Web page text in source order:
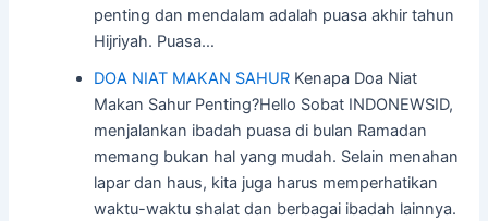
penting dan mendalam adalah puasa akhir tahun
Hijriyah. Puasa…
DOA NIAT MAKAN SAHUR Kenapa Doa Niat
Makan Sahur Penting?Hello Sobat INDONEWSID,
menjalankan ibadah puasa di bulan Ramadan
memang bukan hal yang mudah. Selain menahan
lapar dan haus, kita juga harus memperhatikan
waktu-waktu shalat dan berbagai ibadah lainnya.